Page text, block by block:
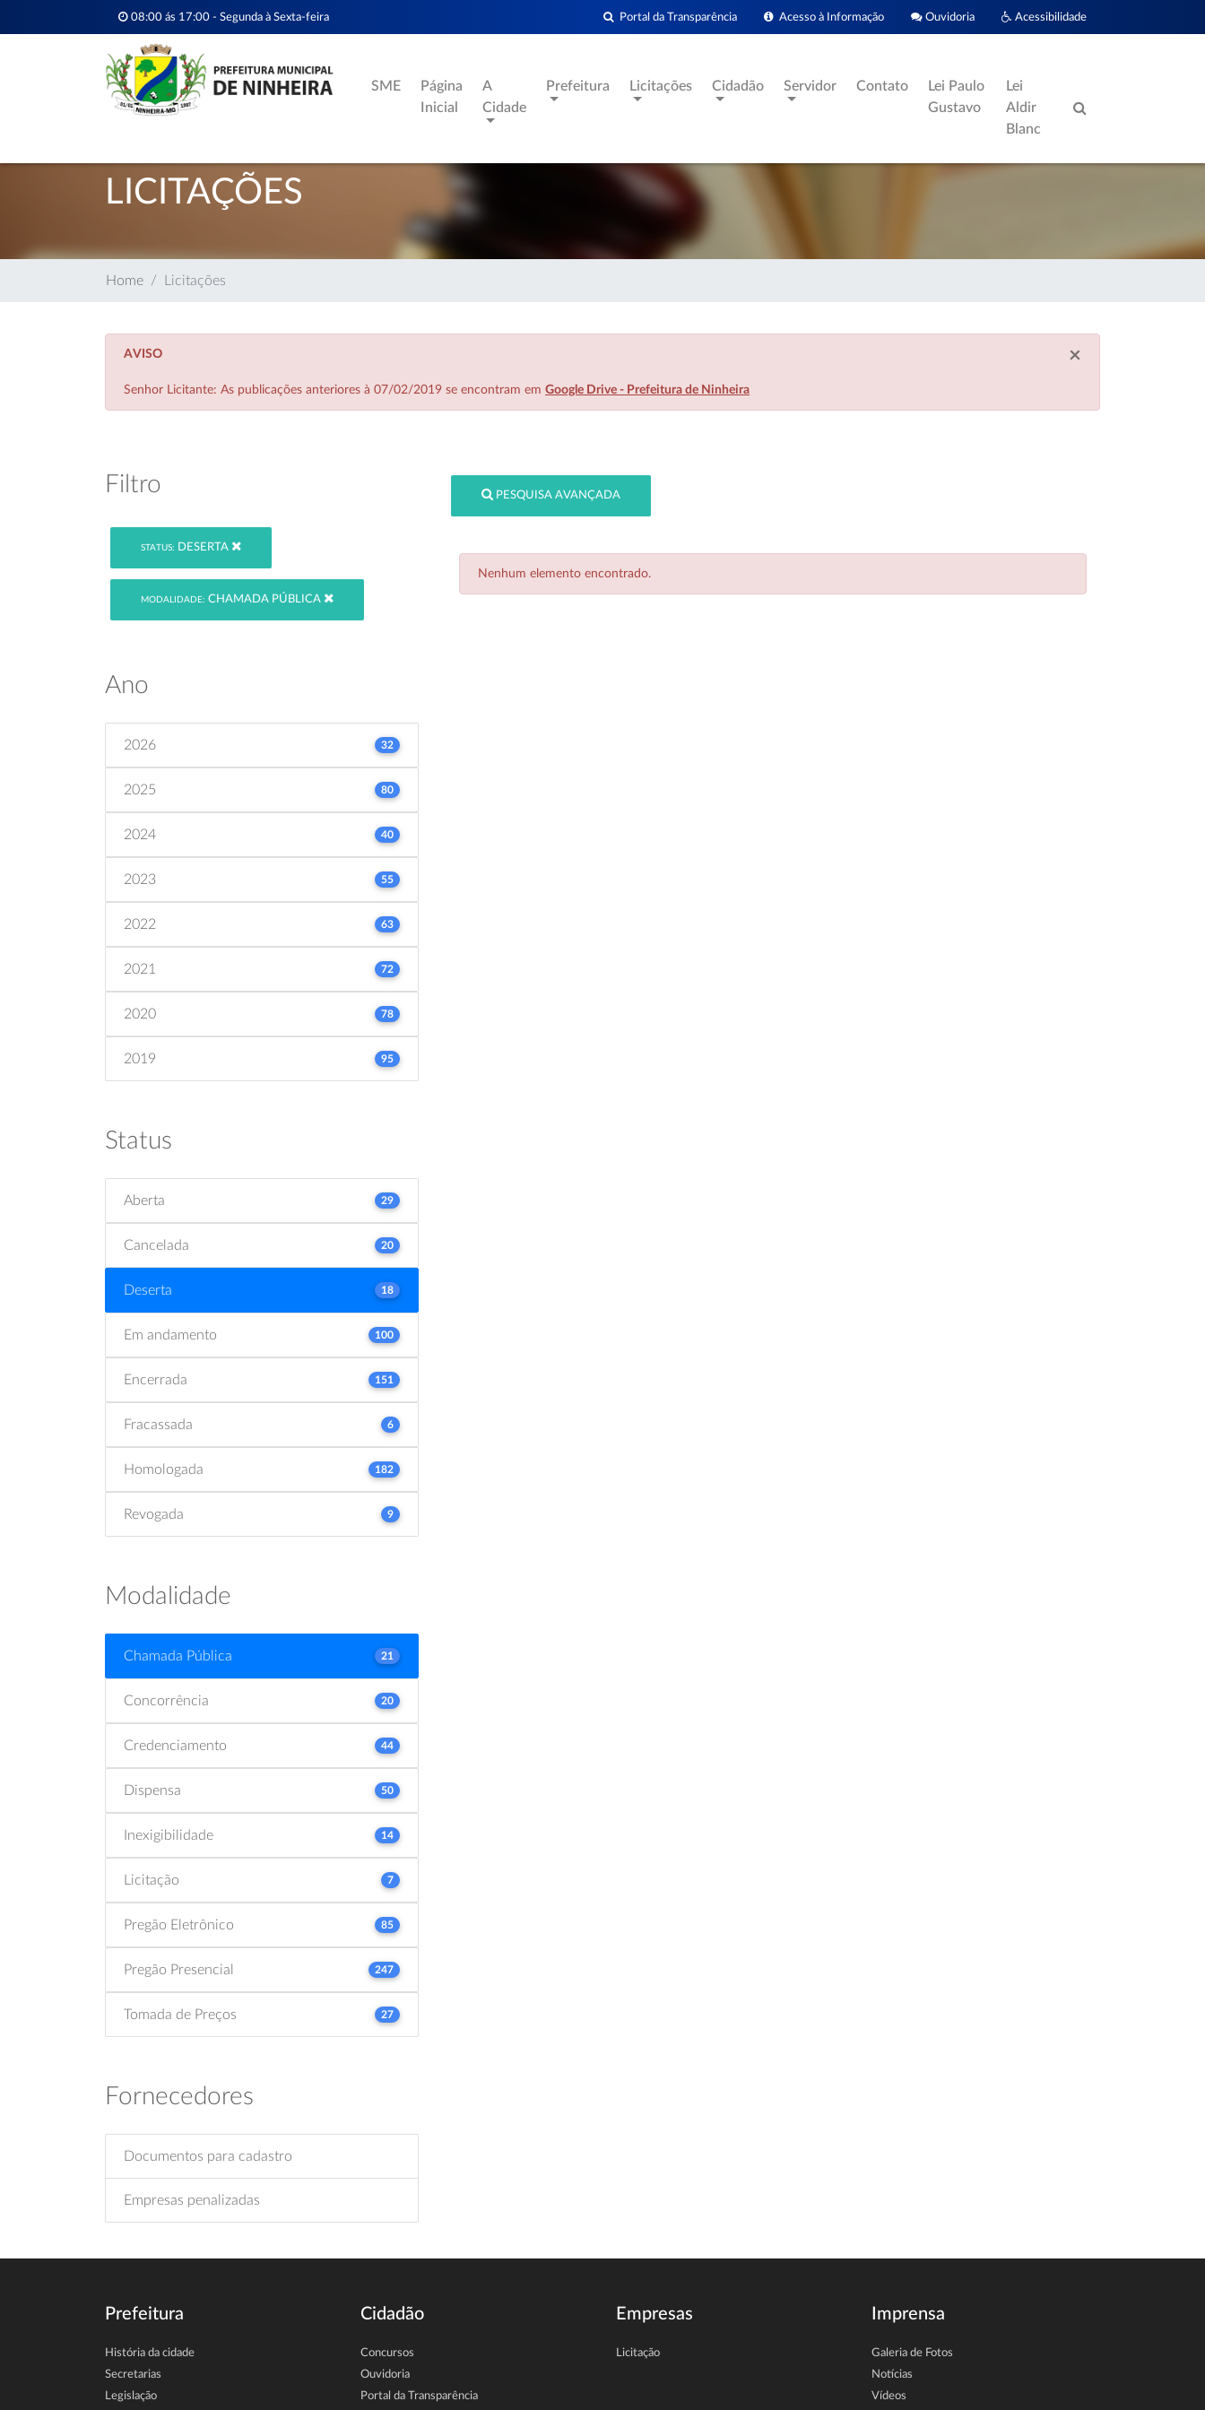
08:00 ás 17:00 - Segunda à Sexta-feira Acessibilidade
Ouvidoria
Acesso à Informação
Portal da Transparência
SME
Página
Inicial
A
Cidade
Prefeitura Licitações Cidadão Servidor Contato
Lei Paulo
Gustavo
Lei
Aldir
Blanc
LICITAÇÕES
Home Licitações
×
AVISO
Senhor Licitante: As publicações anteriores à 07/02/2019 se encontram em Google Drive - Prefeitura de Ninheira
Filtro
STATUS: DESERTA
MODALIDADE: CHAMADA PÚBLICA
Ano
2026 32
2025 80
2024 40
2023 55
2022 63
2021 72
2020 78
2019 95
Status
Aberta 29
Cancelada 20
Deserta 18
Em andamento 100
Encerrada 151
Fracassada 6
Homologada 182
Revogada 9
Modalidade
Chamada Pública 21
Concorrência 20
Credenciamento 44
Dispensa 50
Inexigibilidade 14
Licitação 7
Pregão Eletrônico 85
Pregão Presencial 247
Tomada de Preços 27
Fornecedores
Documentos para cadastro
Empresas penalizadas
PESQUISA AVANÇADA
Nenhum elemento encontrado.
Prefeitura
História da cidade
Secretarias
Legislação
Cidadão
Concursos
Ouvidoria
Portal da Transparência
Empresas
Licitação
Imprensa
Galeria de Fotos
Notícias
Vídeos